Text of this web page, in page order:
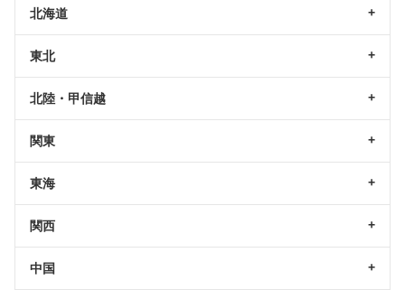
北海道
東北
北陸・甲信越
関東
東海
関西
中国